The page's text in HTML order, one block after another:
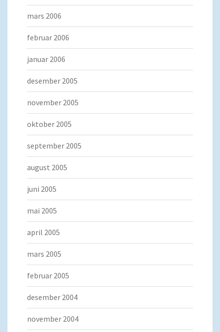
mars 2006
februar 2006
januar 2006
desember 2005
november 2005
oktober 2005
september 2005
august 2005
juni 2005
mai 2005
april 2005
mars 2005
februar 2005
desember 2004
november 2004